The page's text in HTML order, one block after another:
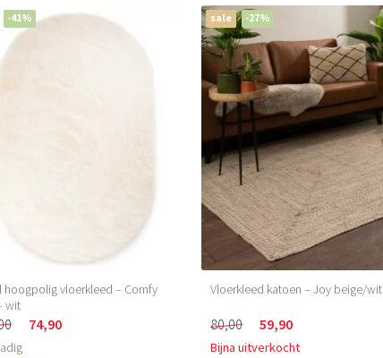
-41%
hoogpolig vloerkleed – Comfy
wit
74,90
sale -27%
Vloerkleed katoen – Joy beige/wit
80,00 59,90
Bijna uitverkocht